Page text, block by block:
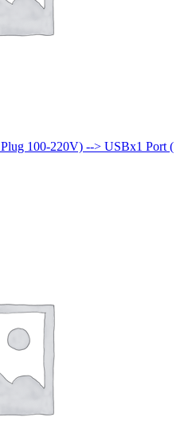
100-220V) --> USBx1 Port (